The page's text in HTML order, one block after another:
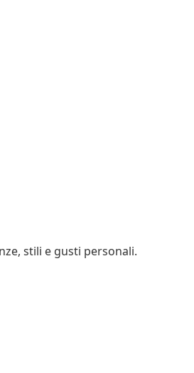
stili e gusti personali.